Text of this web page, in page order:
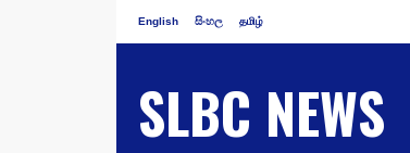
English සිංහල தமிழ்
SLBC NEWS